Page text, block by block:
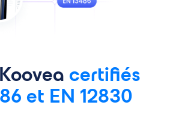
certifiés
et EN 12830